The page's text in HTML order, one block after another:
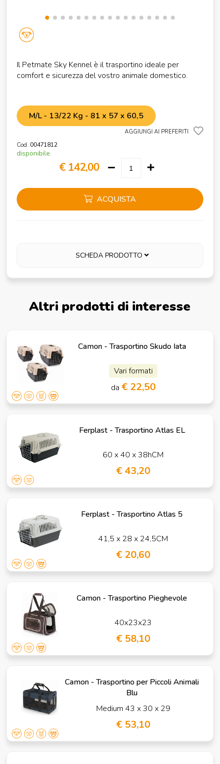
Il Petmate Sky Kennel è il trasportino ideale per
comfort e sicurezza del vostro animale domestico.
M/L - 13/22 Kg - 81 x 57 x 60,5
AGGIUNGI AI PREFERITI
Cod. 00471812
disponibile
€ 142,00
ACQUISTA
SCHEDA PRODOTTO
Altri prodotti di interesse
Camon - Trasportino Skudo Iata
Vari formati
da € 22,50
Ferplast - Trasportino Atlas EL
60 x 40 x 38hCM
€ 43,20
Ferplast - Trasportino Atlas 5
41,5 x 28 x 24,5CM
€ 20,60
Camon - Trasportino Pieghevole
40x23x23
€ 58,10
Camon - Trasportino per Piccoli Animali
Blu
Medium 43 x 30 x 29
€ 53,10